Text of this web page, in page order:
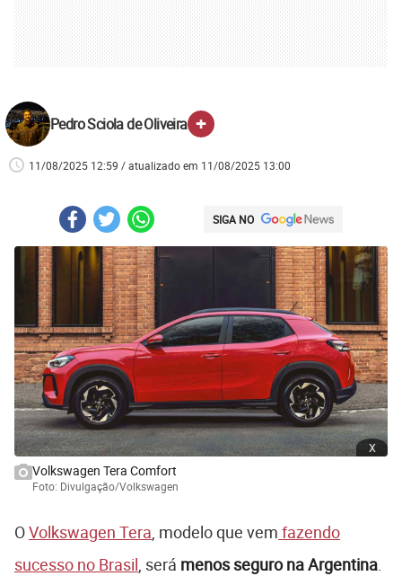
Pedro Sciola de Oliveira +
11/08/2025 12:59 / atualizado em 11/08/2025 13:00
SIGA NO
x
Volkswagen Tera Comfort
Foto: Divulgação/Volkswagen
OVolkswagen Tera , modelo que vem fazendo
sucesso no Brasil , será menos seguro na Argentina